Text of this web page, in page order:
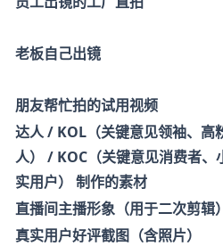
老板自己出镜
朋友帮忙拍的试用视频
达人 / KOL（关键意见领袖、高
人） / KOC（关键意见消费者、
实用户） 制作的素材
直播间主播形象（用于二次剪辑）
真实用户好评截图（含照片）